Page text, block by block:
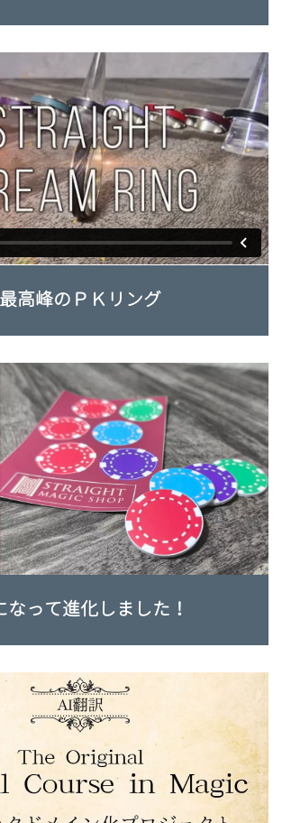
最高峰のＰＫリング
なって進化しました！